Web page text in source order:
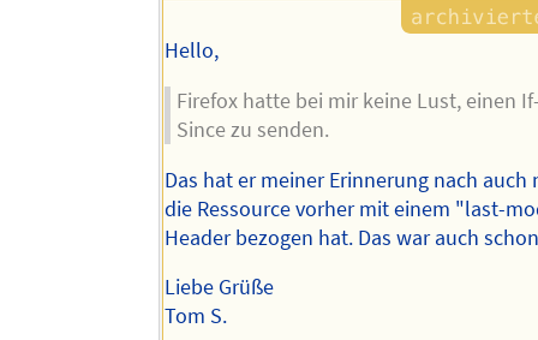
Hello,
Firefox hatte bei mir keine Lust, einen
Since zu senden.
Das hat er meiner Erinnerung nach auch
die Ressource vorher mit einem "last-
Header bezogen hat. Das war auch
Liebe Grüße
Tom S.